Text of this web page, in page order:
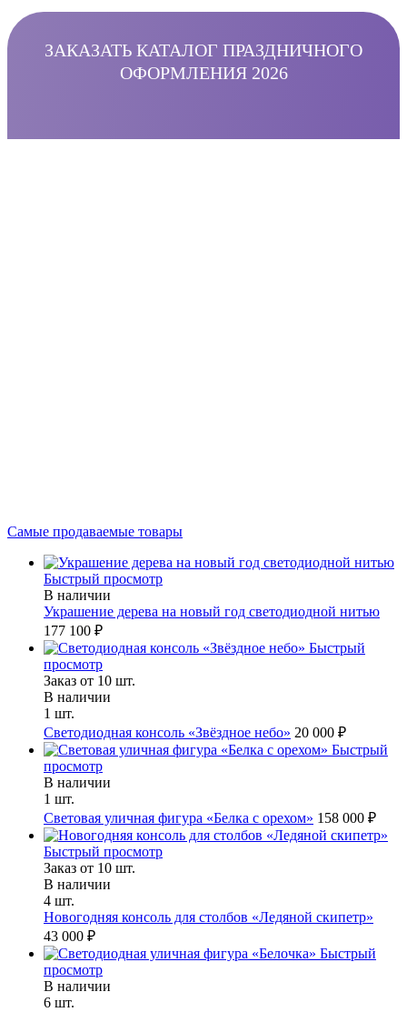
ЗАКАЗАТЬ КАТАЛОГ ПРАЗДНИЧНОГО
ОФОРМЛЕНИЯ 2026
Самые продаваемые товары
Быстрый просмотр
В наличии
Украшение дерева на новый год светодиодной нитью
177 100 ₽
Быстрый
просмотр
Заказ от 10 шт.
В наличии
1 шт.
Светодиодная консоль «Звёздное небо» 20 000 ₽
Быстрый
просмотр
В наличии
1 шт.
Световая уличная фигура «Белка с орехом» 158 000 ₽
Быстрый просмотр
Заказ от 10 шт.
В наличии
4 шт.
Новогодняя консоль для столбов «Ледяной скипетр»
43 000 ₽
Быстрый
просмотр
В наличии
6 шт.